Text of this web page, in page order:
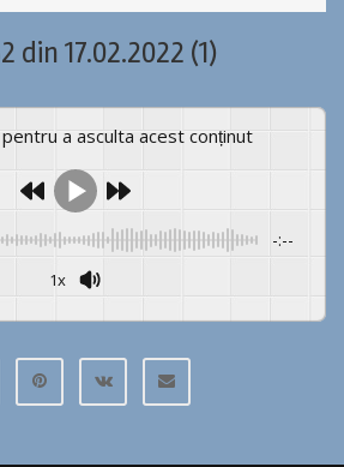
din 17.02.2022 (1)
pentru a asculta acest conținut
-:--
1x